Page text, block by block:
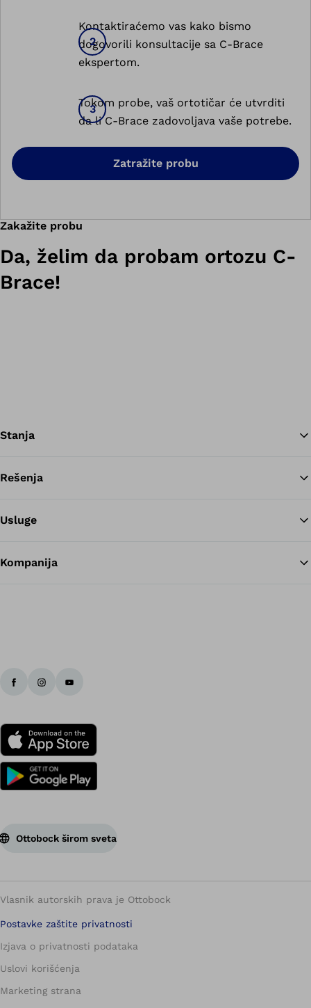
Kontaktiraćemo vas kako bismo
dogovorili konsultacije sa C-Brace
ekspertom.
Tokom probe, vaš ortotičar će utvrditi
da li C-Brace zadovoljava vaše potrebe.
Zatražite probu
Zakažite probu
Da, želim da probam ortozu C-
Brace!
Stanja
Rešenja
Usluge
Kompanija
Ottobock širom sveta
Vlasnik autorskih prava je Ottobock
Postavke zaštite privatnosti
Izjava o privatnosti podataka
Uslovi korišćenja
Marketing strana